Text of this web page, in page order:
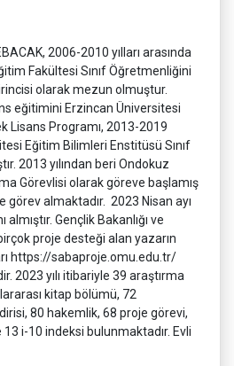
2006-2010 yılları arasında
Fakültesi Sınıf Öğretmenliğini
olarak mezun olmuştur.
eğitimini Erzincan Üniversitesi
Lisans Programı, 2013-2019
Eğitim Bilimleri Enstitüsü Sınıf
2013 yılından beri Ondokuz
Görevlisi olarak göreve başlamış
görev almaktadır. 2023 Nisan ayı
Gençlik Bakanlığı ve
proje desteği alan yazarın
https://sabaproje.omu.edu.tr/
2023 yılı itibariyle 39 araştırma
kitap bölümü, 72
80 hakemlik, 68 proje görevi,
13 i-10 indeksi bulunmaktadır. Evli